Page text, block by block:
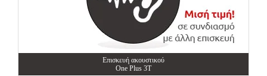
Επισκευή ακουστικού
One Plus 3T